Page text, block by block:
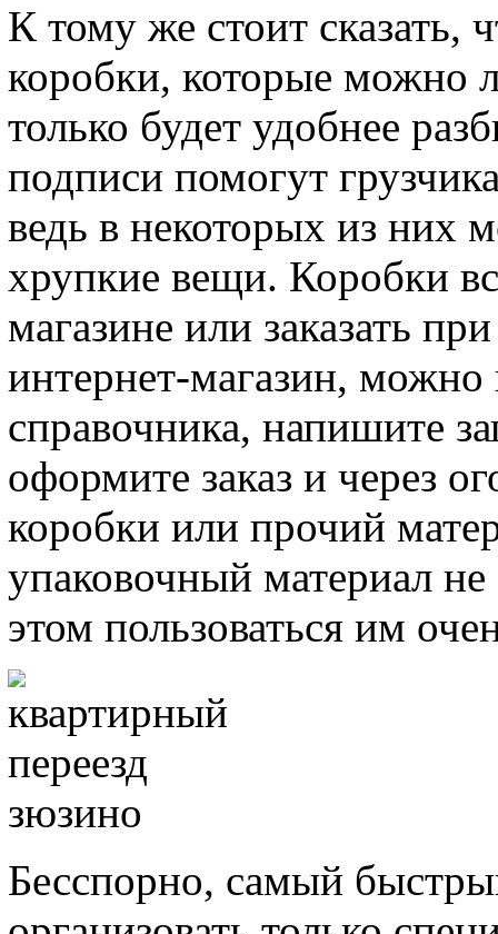
К тому же стоит сказать,
коробки, которые можно
только будет удобнее
подписи помогут
ведь в некоторых из них
хрупкие вещи. Коробки
магазине или заказать
интернет-магазин,
справочника, напишите
оформите заказ и через
коробки или прочий
упаковочный материал
этом пользоваться им
Бесспорно, самый